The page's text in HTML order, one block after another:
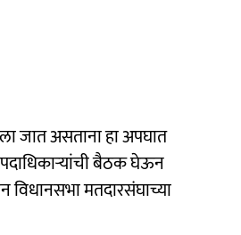
जात असताना हा अपघात
बैठक घेऊन
मतदारसंघाच्या